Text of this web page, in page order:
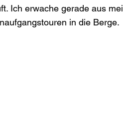
Ich erwache gerade aus
in die Berge.